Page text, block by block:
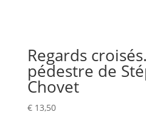
Regards
pédestre de
Chovet
€13,50